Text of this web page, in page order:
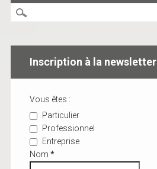
Inscription à la newsletter
Vous êtes :
Particulier
Professionnel
Entreprise
Nom *